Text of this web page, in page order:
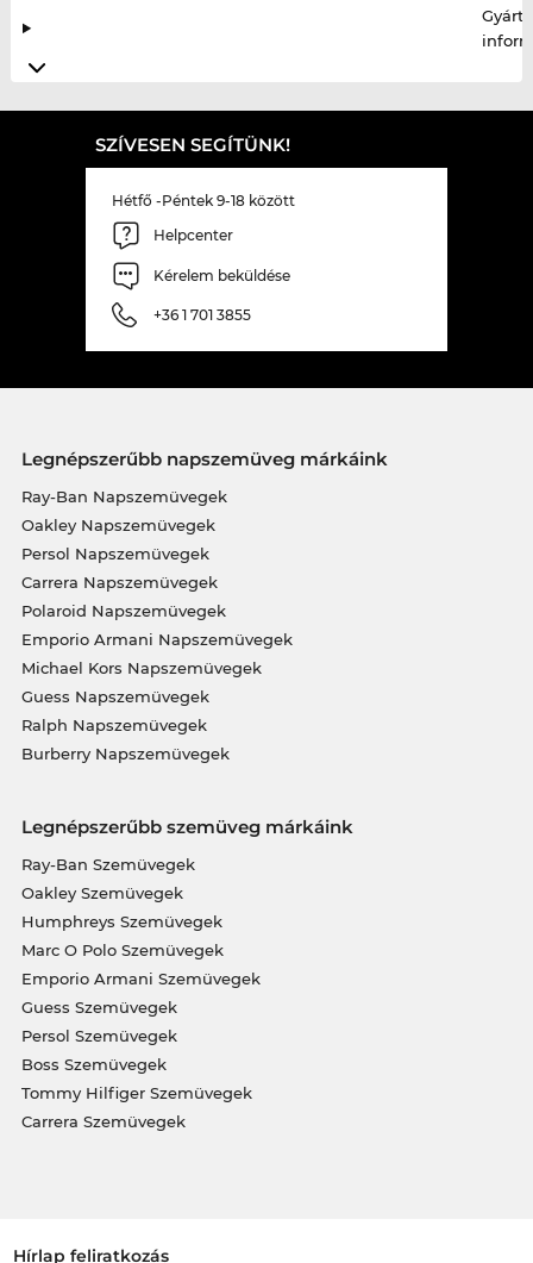
SZÍVESEN SEGÍTÜNK!
Hétfő -Péntek 9-18 között
Helpcenter
Kérelem beküldése
+36 1 701 3855
Legnépszerűbb napszemüveg márkáink
Ray-Ban Napszemüvegek
Oakley Napszemüvegek
Persol Napszemüvegek
Carrera Napszemüvegek
Polaroid Napszemüvegek
Emporio Armani Napszemüvegek
Michael Kors Napszemüvegek
Guess Napszemüvegek
Ralph Napszemüvegek
Burberry Napszemüvegek
Legnépszerűbb szemüveg márkáink
Ray-Ban Szemüvegek
Oakley Szemüvegek
Humphreys Szemüvegek
Marc O Polo Szemüvegek
Emporio Armani Szemüvegek
Guess Szemüvegek
Persol Szemüvegek
Boss Szemüvegek
Tommy Hilfiger Szemüvegek
Carrera Szemüvegek
Hírlap feliratkozás